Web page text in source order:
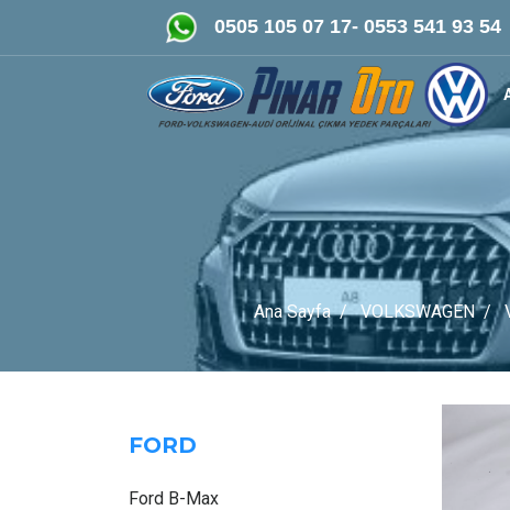
0505 105 07 17- 0553 541 93 54
FORD-VOLKSWAGEN- AUDİ
Ana Sayfa VOLKSWAGEN
FORD
Ford B-Max